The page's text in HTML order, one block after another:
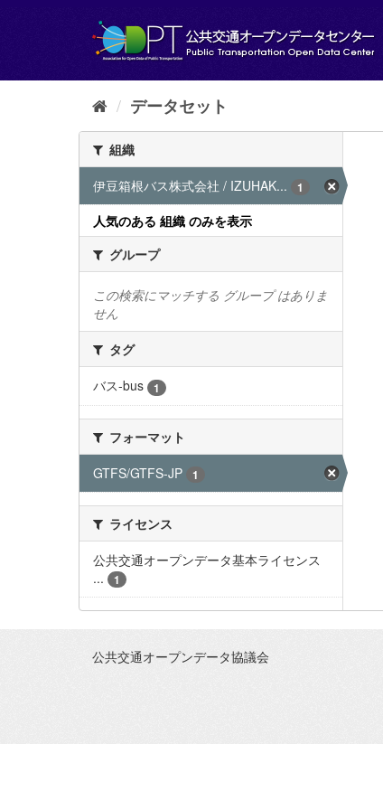
し
データセット
組織
伊豆箱根バス株式会社 / IZUHAK...
1
人気のある 組織 のみを表示
グループ
この検索にマッチする グループ はありま
せん
タグ
バス-bus
1
フォーマット
GTFS/GTFS-JP
1
ライセンス
公共交通オープンデータ基本ライセンス
...
1
公共交通オープンデータ協議会